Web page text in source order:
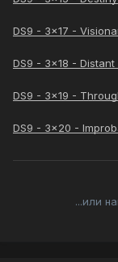
DS9 - 3x17 -
DS9 - 3x18 -
DS9 - 3x19 -
DS9 - 3x20 -
...или